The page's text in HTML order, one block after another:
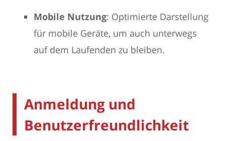
Mobile Nutzung: Optimierte Darstellung
für mobile Geräte, um auch unterwegs
auf dem Laufenden zu bleiben.
Anmeldung und
Benutzerfreundlichkeit